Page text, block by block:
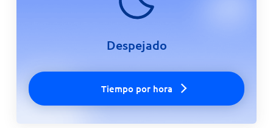
Despejado
Tiempo por hora